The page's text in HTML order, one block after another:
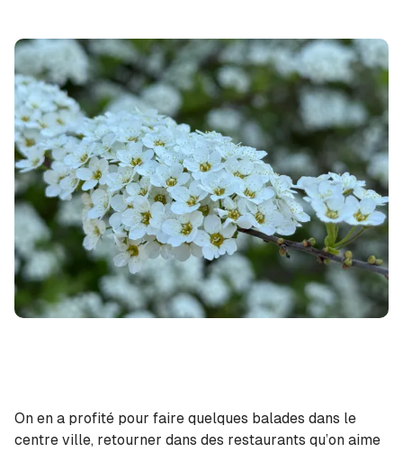
On en a profité pour faire quelques balades dans le
centre ville, retourner dans des restaurants qu’on aime